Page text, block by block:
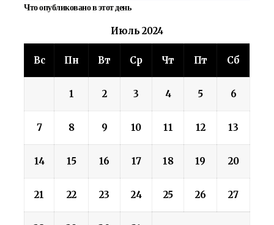
Что опубликовано в этот день
Июль 2024
Вс Пн Вт Ср Чт Пт Сб
1 2 3 4 5 6
7 8 9 10 11 12 13
14 15 16 17 18 19 20
21 22 23 24 25 26 27